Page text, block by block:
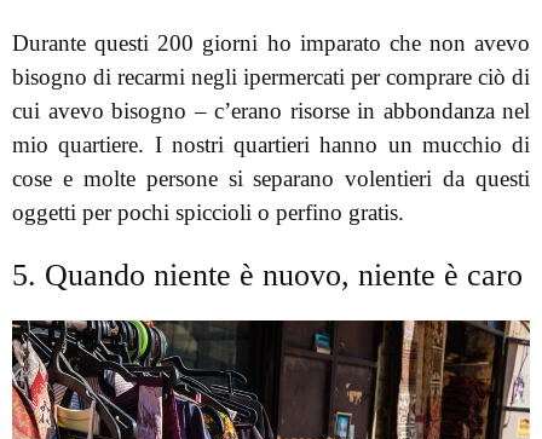
Durante questi 200 giorni ho imparato che non avevo
bisogno di recarmi negli ipermercati per comprare ciò di
cui avevo bisogno – c’erano risorse in abbondanza nel
mio quartiere. I nostri quartieri hanno un mucchio di
cose e molte persone si separano volentieri da questi
oggetti per pochi spiccioli o perfino gratis.
5. Quando niente è nuovo, niente è caro